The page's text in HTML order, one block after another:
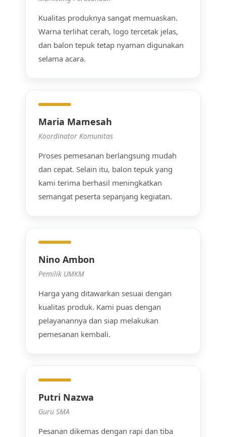
Kualitas produknya sangat memuaskan.
Warna terlihat cerah, logo tercetak jelas,
dan balon tepuk tetap nyaman digunakan
selama acara.
Maria Mamesah
Koordinator Komunitas
Proses pemesanan berlangsung mudah
dan cepat. Selain itu, balon tepuk yang
kami terima berhasil meningkatkan
semangat peserta sepanjang kegiatan.
Nino Ambon
Pemilik UMKM
Harga yang ditawarkan sesuai dengan
kualitas produk. Kami puas dengan
pelayanannya dan siap melakukan
pemesanan kembali.
Putri Nazwa
Guru SMA
Pesanan dikemas dengan rapi dan tiba